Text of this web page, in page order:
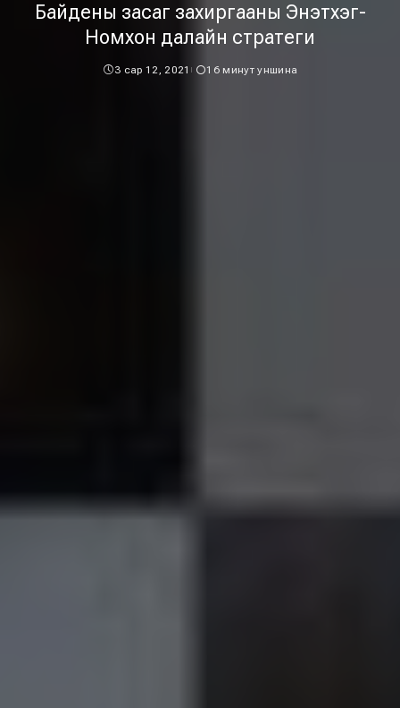
Байдены засаг захиргааны Энэтхэг-
Номхон далайн стратеги
3 сар 12, 2021 16 минут уншина